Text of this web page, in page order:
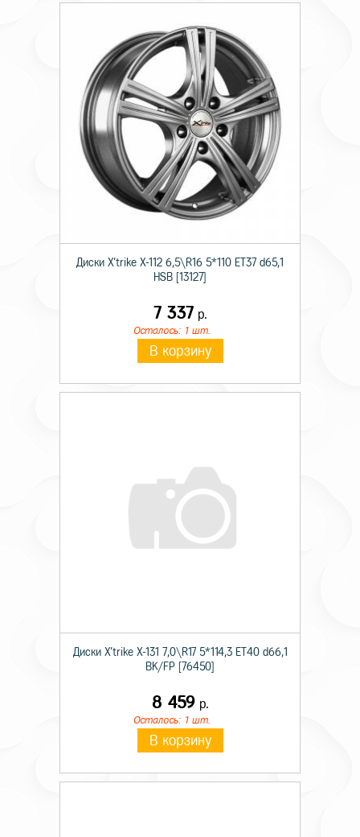
Диски X'trike X-112 6,5\R16 5*110 ET37 d65,1
HSB [13127]
7 337 р.
Осталось: 1 шт.
В корзину
Диски X'trike X-131 7,0\R17 5*114,3 ET40 d66,1
BK/FP [76450]
8 459р.
Осталось: 1 шт.
В корзину